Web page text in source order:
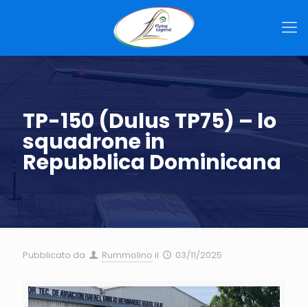
TP-150 (Dulus TP75) – lo
squadrone in
Repubblica Dominicana
Pubblicato da Rummolino il 03/11/2025